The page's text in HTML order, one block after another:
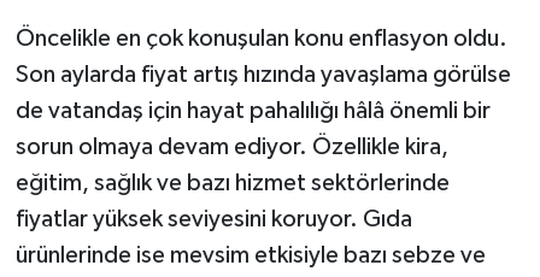
Öncelikle en çok konuşulan konu enflasyon oldu.
Son aylarda fiyat artış hızında yavaşlama görülse
de vatandaş için hayat pahalılığı hâlâ önemli bir
sorun olmaya devam ediyor. Özellikle kira,
eğitim, sağlık ve bazı hizmet sektörlerinde
fiyatlar yüksek seviyesini koruyor. Gıda
ürünlerinde ise mevsim etkisiyle bazı sebze ve
Teknoloji
Türkiye
Video Haber
Yaşam